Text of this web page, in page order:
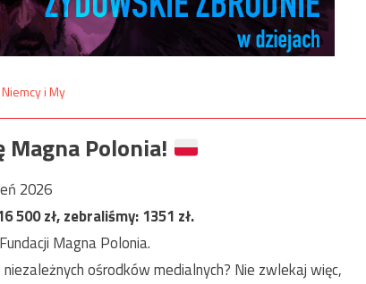
Magna Polonia!
2026
500zł, zebraliśmy:1351 zł.
Magna Polonia.
ośrodków medialnych? Nie zwlekaj więc,